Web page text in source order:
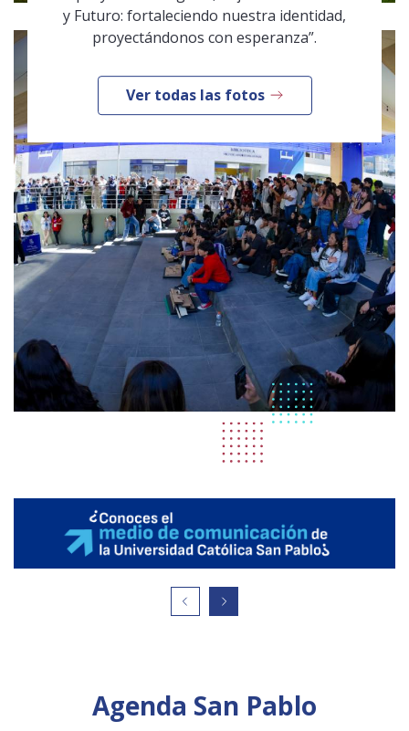
y Futuro: fortaleciendo nuestra identidad,
proyectándonos con esperanza”.
Ver todas las fotos
Agenda San Pablo